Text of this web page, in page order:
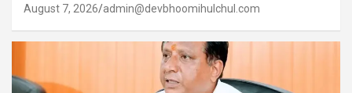
August 7, 2026 admin@devbhoomihulchul.com